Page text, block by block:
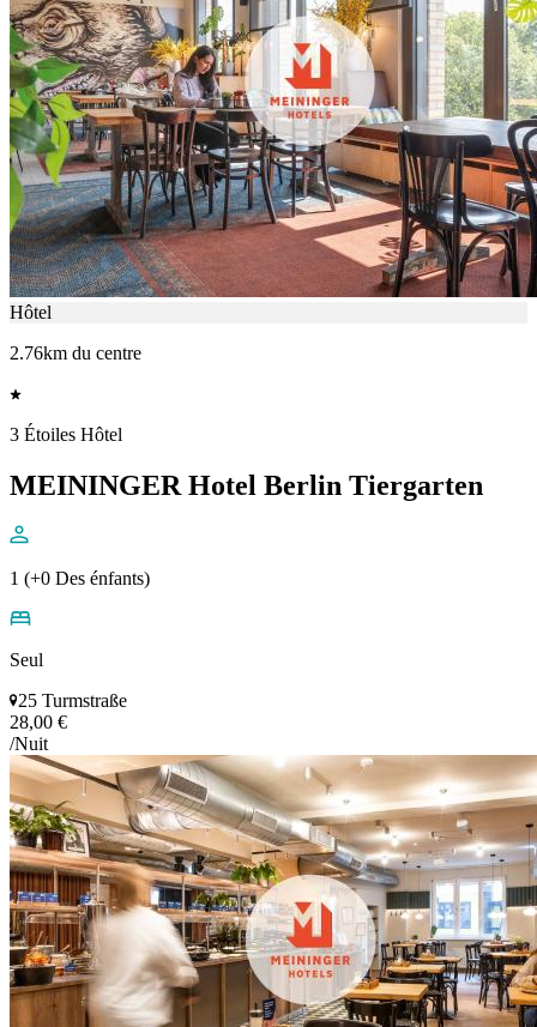
Hôtel
2.76km du centre
3 Étoiles Hôtel
MEININGER Hotel Berlin Tiergarten
1 (+0 Des énfants)
Seul
25 Turmstraße
28,00 €
/Nuit